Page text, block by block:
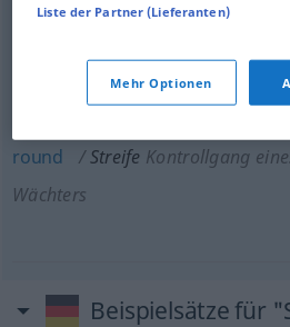
StreifeKontrollgang eines
Wächters
round Streife Kontrollgang
Wächters
Beispielsätze für
Liste der Partner (Lieferanten)
Mehr Optionen